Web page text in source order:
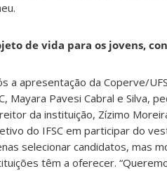
de vida para os jovens,
a apresentação da Coperve/
Mayara Pavesi Cabral e Silva,
da instituição, Zízimo
do IFSC em participar do
selecionar candidatos, mas
têm a oferecer.